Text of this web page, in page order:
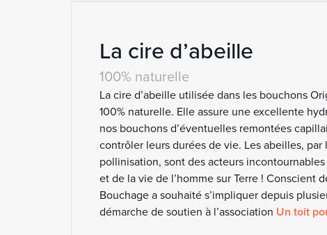
La cire d’abeille
100% naturelle
La cire d’abeille utilisée dans les bouchons
100% naturelle. Elle assure une excellente
nos bouchons d’éventuelles remontées
contrôler leurs durées de vie. Les abeilles, par
pollinisation, sont des acteurs
et de la vie de l’homme sur Terre ! Conscient
Bouchage a souhaité s’impliquer depuis
démarche de soutien à l’association Un toit